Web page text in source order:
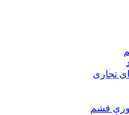
تجاری
قشم